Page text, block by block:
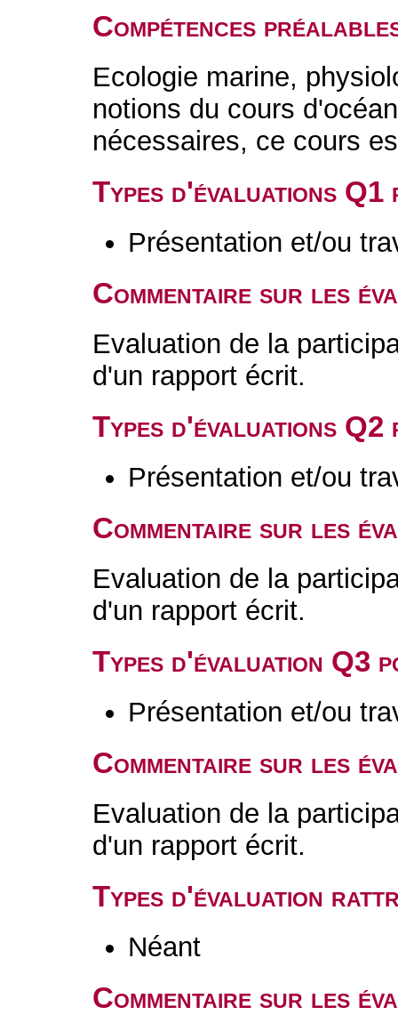
Compétences
Ecologie marine,
notions du cours
nécessaires, ce cours
Types d'évaluations
Présentation et/ou
Commentaire sur les
Evaluation de la
d'un rapport écrit.
Types d'évaluations
Présentation et/ou
Commentaire sur les
Evaluation de la
d'un rapport écrit.
Types d'évaluation Q3
Présentation et/ou
Commentaire sur les
Evaluation de la
d'un rapport écrit.
Types d'évaluation
Néant
Commentaire sur les